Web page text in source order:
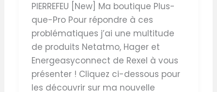
PIERREFEU [New] Ma boutique Plus-
que-Pro Pour répondre à ces
problématiques j’ai une multitude
de produits Netatmo, Hager et
Energeasyconnect de Rexel à vous
présenter ! Cliquez ci-dessous pour
les découvrir sur ma nouvelle